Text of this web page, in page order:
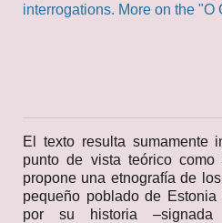
interrogations. More on the "O
El texto resulta sumamente
punto de vista teórico como
propone una etnografía de
pequeño poblado de
por su historia